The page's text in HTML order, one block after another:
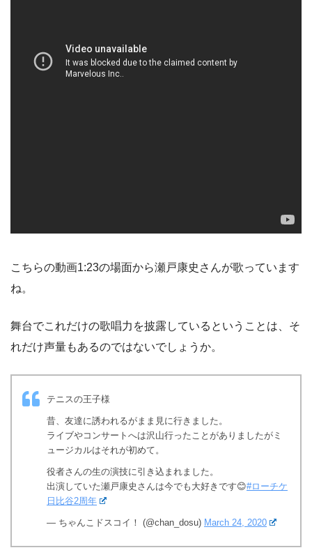
こちらの動画1:23の場面から瀬戸康史さんが歌っています
ね。
舞台でこれだけの歌唱力を披露しているということは、そ
れだけ声量もあるのではないでしょうか。
テニスの王子様
昔、友達に誘われるがまま見に行きました。
ライブやコンサートへは沢山行ったことがありましたがミ
ュージカルはそれが初めて。
役者さんの生の演技に引き込まれました。
出演していた瀬戸康史さんは今でも大好きです😊#ローチケ
日比谷2周年
— ちゃんこドスコイ！ (@chan_dosu) March 24, 2020